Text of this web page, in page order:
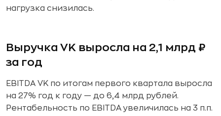
нагрузка снизилась.
Выручка VK выросла на 2,1 млрд ₽
за год
EBITDA VK по итогам первого квартала выросла
на 27% год к году — до 6,4 млрд рублей.
Рентабельность по EBITDA увеличилась на 3 п.п.